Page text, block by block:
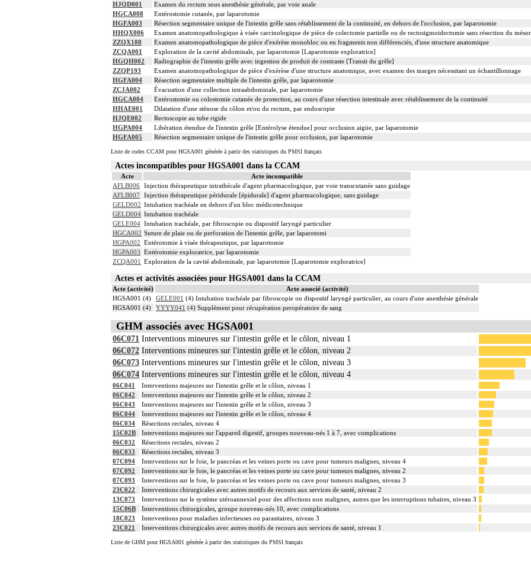
HJQD001
Examen du rectum sous anesthésie générale, par voie anale
HGCA008
Entérostomie cutanée, par laparotomie
HGFA003
Résection segmentaire unique de l'intestin grêle sans rétablissement de la continuité, en dehors de l'occlusion, par laparotomie
HHQX006
Examen anatomopathologique à visée carcinologique de pièce de colectomie partielle ou de rectosigmoidectomie sans résection du
ZZQX188
Examen anatomopathologique de pièce d'exérèse monobloc ou en fragments non différenciés, d'une structure anatomique
ZCQA001
Exploration de la cavité abdominale, par laparotomie [Laparotomie exploratrice]
HGQH002
Radiographie de l'intestin grêle avec ingestion de produit de contraste [Transit du grêle]
ZZQP193
Examen anatomopathologique de pièce d'exérèse d'une structure anatomique, avec examen des marges nécessitant un échantillonnage
HGFA004
Résection segmentaire multiple de l'intestin grêle, par laparotomie
ZCJA002
Évacuation d'une collection intraabdominale, par laparotomie
HGCA004
Entérostomie ou colostomie cutanée de protection, au cours d'une résection intestinale avec rétablissement de la continuité
HHAE001
Dilatation d'une sténose du côlon et/ou du rectum, par endoscopie
HJQE002
Rectoscopie au tube rigide
HGPA004
Libération étendue de l'intestin grêle [Entérolyse étendue] pour occlusion aigüe, par laparotomie
HGFA005
Résection segmentaire unique de l'intestin grêle pour occlusion, par laparotomie
Liste de codes CCAM pour HGSA001 générée à partir des statistiques du PMSI français
Actes incompatibles pour HGSA001 dans la CCAM
Acte
Acte incompatible
AFLB006 Injection thérapeutique intrathécale d'agent pharmacologique, par voie transcutanée sans guidage
AFLB007
Injection thérapeutique péridurale [épidurale] d'agent pharmacologique, sans guidage
GELD002 Intubation trachéale en dehors d'un bloc médicotechnique
GELD004 Intubation trachéale
GELE004 Intubation trachéale, par fibroscopie ou dispositif laryngé particulier
HGCA002 Suture de plaie ou de perforation de l'intestin grêle, par laparotomi
HGPA002 Entérotomie à visée thérapeutique, par laparotomie
HGPA003 Entérotomie exploratrice, par laparotomie
ZCQA001 Exploration de la cavité abdominale, par laparotomie [Laparotomie exploratrice]
Actes et activités associées pour HGSA001 dans la CCAM
Acte (activité)
Acte associé (activité)
HGSA001 (4)
GELE001 (4) Intubation trachéale par fibroscopie ou dispositif laryngé particulier, au cours d'une anesthésie générale
HGSA001 (4)
YYYY041 (4) Supplément pour récupération peropératoire de sang
GHM associés avec HGSA001
06C071 Interventions mineures sur l'intestin grêle et le côlon, niveau 1
06C072 Interventions mineures sur l'intestin grêle et le côlon, niveau 2
06C073 Interventions mineures sur l'intestin grêle et le côlon, niveau 3
06C074 Interventions mineures sur l'intestin grêle et le côlon, niveau 4
06C041
Interventions majeures sur l'intestin grêle et le côlon, niveau 1
06C042
Interventions majeures sur l'intestin grêle et le côlon, niveau 2
06C043
Interventions majeures sur l'intestin grêle et le côlon, niveau 3
06C044
Interventions majeures sur l'intestin grêle et le côlon, niveau 4
06C034
Résections rectales, niveau 4
15C02B
Interventions majeures sur l'appareil digestif, groupes nouveau-nés 1 à 7, avec complications
06C032
Résections rectales, niveau 2
06C033
Résections rectales, niveau 3
07C094
Interventions sur le foie, le pancréas et les veines porte ou cave pour tumeurs malignes, niveau 4
07C092
Interventions sur le foie, le pancréas et les veines porte ou cave pour tumeurs malignes, niveau 2
07C093
Interventions sur le foie, le pancréas et les veines porte ou cave pour tumeurs malignes, niveau 3
23C022
Interventions chirurgicales avec autres motifs de recours aux services de santé, niveau 2
13C073
Interventions sur le système utéroannexiel pour des affections non malignes, autres que les interruptions tubaires, niveau 3
15C06B
Interventions chirurgicales, groupe nouveau-nés 10, avec complications
18C023
Interventions pour maladies infectieuses ou parasitaires, niveau 3
23C021
Interventions chirurgicales avec autres motifs de recours aux services de santé, niveau 1
Liste de GHM pour HGSA001 générée à partir des statistiques du PMSI français